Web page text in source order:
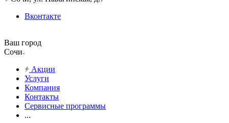
Вконтакте
Ваш город
Сочи
Акции
Услуги
Компания
Контакты
Сервисные программы
...